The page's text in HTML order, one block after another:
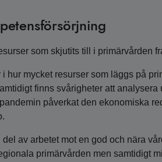
som skjutits till i primärvården
hur mycket resurser som läggs på
finns svårigheter att
påverkat den ekonomiska
av arbetet mot en god och nära
primärvården men samtidigt